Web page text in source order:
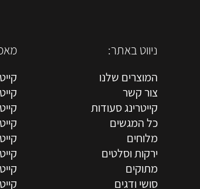
ניווט באתר:
המוצרים שלנו
צור קשר
קייטרינג סעודות
כל המגשים
מלוחים
ירקות וסלטים
מתוקים
סושי ודגים